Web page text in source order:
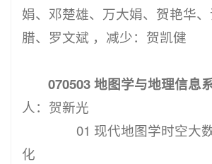
娟、邓楚雄、万大娟、贺艳华
腊、罗文斌 ，减少：贺凯健
070503 地图学与地理信息
人：贺新光
01 现代地图学时空大
化